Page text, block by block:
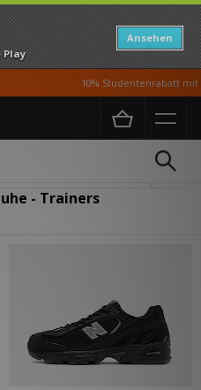
Play
Ansehen
10% Studentenrabatt mit
- Trainers